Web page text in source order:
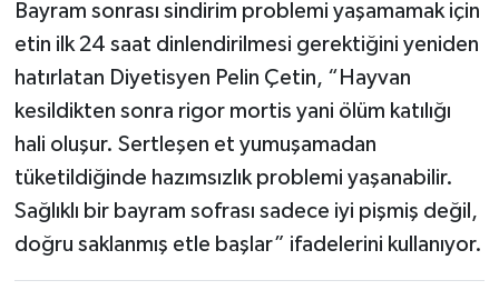
Bayram sonrası sindirim problemi yaşamamak için
etin ilk 24 saat dinlendirilmesi gerektiğini yeniden
hatırlatan Diyetisyen Pelin Çetin, “Hayvan
kesildikten sonra rigor mortis yani ölüm katılığı
hali oluşur. Sertleşen et yumuşamadan
tüketildiğinde hazımsızlık problemi yaşanabilir.
Sağlıklı bir bayram sofrası sadece iyi pişmiş değil,
doğru saklanmış etle başlar” ifadelerini kullanıyor.